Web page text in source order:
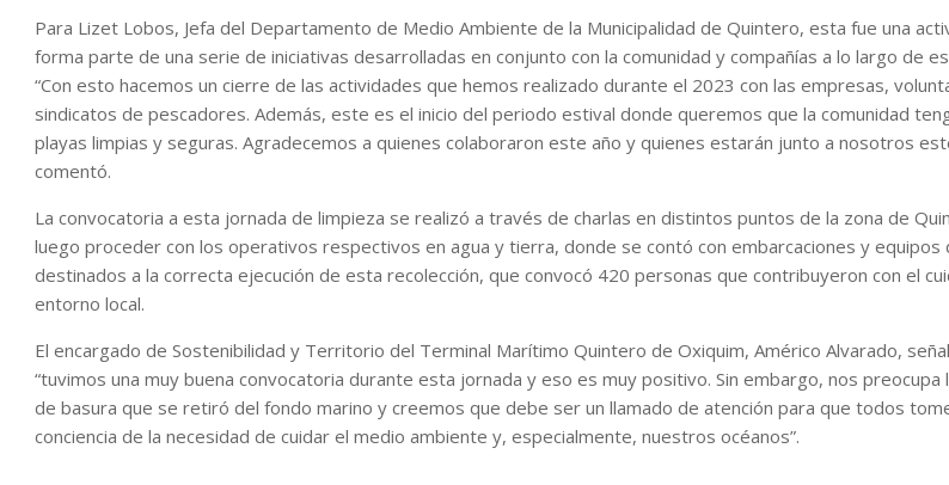
Para Lizet Lobos, Jefa del Departamento de Medio Ambiente de la Municipalidad de Quintero, esta fue una
forma parte de una serie de iniciativas desarrolladas en conjunto con la comunidad y compañías a lo largo de
“Con esto hacemos un cierre de las actividades que hemos realizado durante el 2023 con las empresas,
sindicatos de pescadores. Además, este es el inicio del periodo estival donde queremos que la comunidad
playas limpias y seguras. Agradecemos a quienes colaboraron este año y quienes estarán junto a nosotros
comentó.
La convocatoria a esta jornada de limpieza se realizó a través de charlas en distintos puntos de la zona de
luego proceder con los operativos respectivos en agua y tierra, donde se contó con embarcaciones y equipos
destinados a la correcta ejecución de esta recolección, que convocó 420 personas que contribuyeron con el
entorno local.
El encargado de Sostenibilidad y Territorio del Terminal Marítimo Quintero de Oxiquim, Américo Alvarado,
“tuvimos una muy buena convocatoria durante esta jornada y eso es muy positivo. Sin embargo, nos preocupa
de basura que se retiró del fondo marino y creemos que debe ser un llamado de atención para que todos
conciencia de la necesidad de cuidar el medio ambiente y, especialmente, nuestros océanos”.